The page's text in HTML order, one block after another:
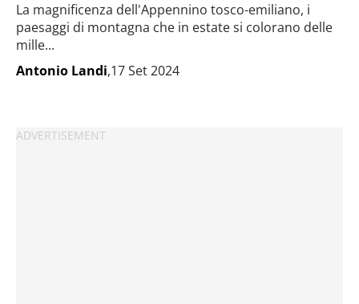
La magnificenza dell'Appennino tosco-emiliano, i
paesaggi di montagna che in estate si colorano delle
mille...
Antonio Landi,17 Set 2024